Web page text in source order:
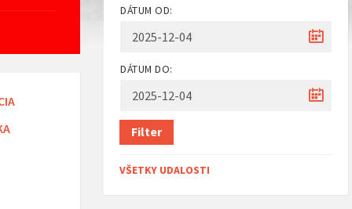
DÁTUM OD:
DÁTUM DO:
Filter
VŠETKY UDALOSTI